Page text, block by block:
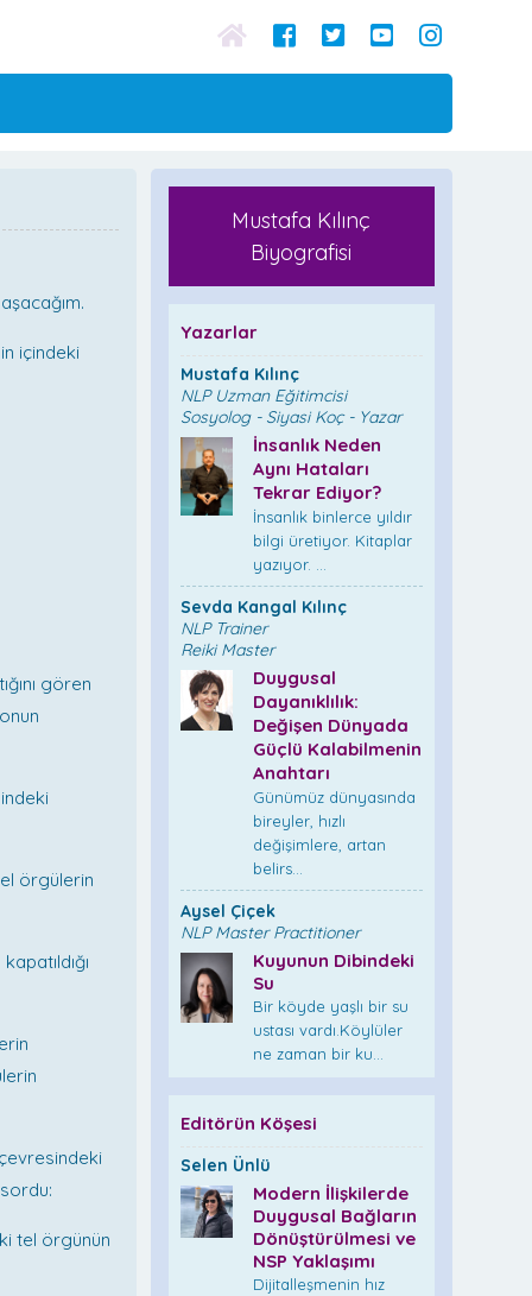
içindeki
gören
örgülerin
tel örgünün
Mustafa Kılınç
Biyografisi
Yazarlar
Mustafa Kılınç
NLP Uzman Eğitimcisi
Sosyolog - Siyasi Koç - Yazar
İnsanlık Neden
Aynı Hataları
Tekrar Ediyor?
İnsanlık binlerce yıldır
bilgi üretiyor. Kitaplar
yazıyor. ...
Sevda Kangal Kılınç
NLP Trainer
Reiki Master
Duygusal
Dayanıklılık:
Değişen Dünyada
Güçlü Kalabilmenin
Anahtarı
Günümüz dünyasında
bireyler, hızlı
değişimlere, artan
belirs...
Aysel Çiçek
NLP Master Practitioner
Kuyunun Dibindeki
Su
Bir köyde yaşlı bir su
ustası vardı.Köylüler
ne zaman bir ku...
Editörün Köşesi
Selen Ünlü
Modern İlişkilerde
Duygusal Bağların
Dönüştürülmesi ve
NSP Yaklaşımı
Dijitalleşmenin hız